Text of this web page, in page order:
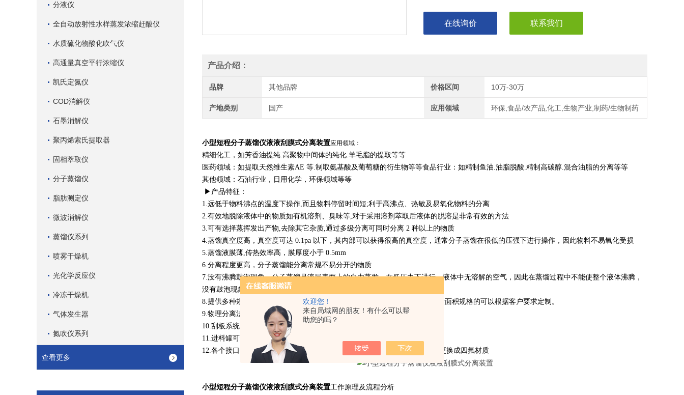
欢迎您！
来自局域网的朋友！有什么可以帮
助您的吗？
在线询价 联系我们
产品介绍：
品牌 其他品牌 价格区间 10万-30万
产地类别 国产 应用领域 环保,食品/农产品,化工,生物产业,制药/生物制药
小型短程分子蒸馏仪液液刮膜式分离装置应用领域：
精细化工，如芳香油提纯.高聚物中间体的纯化.羊毛脂的提取等等
医药领域：如提取天然维生素AE 等.制取氨基酸及葡萄糖的衍生物等等食品行业：如精制鱼油.油脂脱酸.精制高碳醇.混合油脂的分离等等
其他领域：石油行业，日用化学，环保领域等等
▶产品特征：
1.远低于物料沸点的温度下操作,而且物料停留时间短;利于高沸点、热敏及易氧化物料的分离
2.有效地脱除液体中的物质如有机溶剂、臭味等,对于采用溶剂萃取后液体的脱溶是非常有效的方法
3.可有选择蒸挥发出产物,去除其它杂质,通过多级分离可同时分离 2 种以上的物质
4.蒸馏真空度高，真空度可达 0.1pa 以下，其内部可以获得很高的真空度，通常分子蒸馏在很低的压强下进行操作，因此物料不易氧化受损
5.蒸馏液膜薄,传热效率高，膜厚度小于 0.5mm
6.分离程度更高，分子蒸馏能分离常规不易分开的物质
7.没有沸腾鼓泡现象，分子蒸馏是液层表面上的自由蒸发，在低压力下进行，液体中无溶解的空气，因此在蒸馏过程中不能使整个液体沸腾，
没有鼓泡现象。
8.提供多种规格客户选择，适用于客户小试实验,中试实验，如果需要更大蒸发面积规格的可以根据客户要求定制。
9.物理分离法，无毒、无害、无污染、无残留，可得到纯净安全的产物
10.刮板系统由PTFE 材料和SS316L 不锈钢材料制成，具有抗腐蚀的功效；
11.进料罐可选实现预加热功能，预热温度可以调节。
12.各个接口采用的是氟胶垫片进行密封，气密性好，如客户需要耐腐蚀可以更换成四氟材质
小型短程分子蒸馏仪液液刮膜式分离装置工作原理及流程分析
分液仪
全自动放射性水样蒸发浓缩赶酸仪
水质硫化物酸化吹气仪
高通量真空平行浓缩仪
凯氏定氮仪
COD消解仪
石墨消解仪
聚丙烯索氏提取器
固相萃取仪
分子蒸馏仪
脂肪测定仪
微波消解仪
蒸馏仪系列
喷雾干燥机
光化学反应仪
冷冻干燥机
气体发生器
氮吹仪系列
查看更多